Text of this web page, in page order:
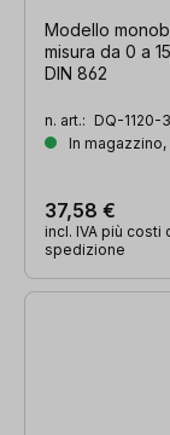
Modello
misura da 0 a
DIN 862
n. art.: DQ-1120-
In
37,58 €
incl. IVA più costi
spedizione